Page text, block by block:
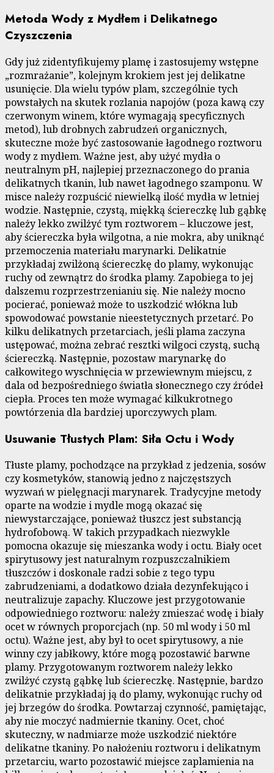
Metoda Wody z Mydłem i Delikatnego
Czyszczenia
Gdy już zidentyfikujemy plamę i zastosujemy wstępne
„rozmrażanie”, kolejnym krokiem jest jej delikatne
usunięcie. Dla wielu typów plam, szczególnie tych
powstałych na skutek rozlania napojów (poza kawą czy
czerwonym winem, które wymagają specyficznych
metod), lub drobnych zabrudzeń organicznych,
skuteczne może być zastosowanie łagodnego roztworu
wody z mydłem. Ważne jest, aby użyć mydła o
neutralnym pH, najlepiej przeznaczonego do prania
delikatnych tkanin, lub nawet łagodnego szamponu. W
misce należy rozpuścić niewielką ilość mydła w letniej
wodzie. Następnie, czystą, miękką ściereczkę lub gąbkę
należy lekko zwilżyć tym roztworem – kluczowe jest,
aby ściereczka była wilgotna, a nie mokra, aby uniknąć
przemoczenia materiału marynarki. Delikatnie
przykładaj zwilżoną ściereczkę do plamy, wykonując
ruchy od zewnątrz do środka plamy. Zapobiega to jej
dalszemu rozprzestrzenianiu się. Nie należy mocno
pocierać, ponieważ może to uszkodzić włókna lub
spowodować powstanie nieestetycznych przetarć. Po
kilku delikatnych przetarciach, jeśli plama zaczyna
ustępować, można zebrać resztki wilgoci czystą, suchą
ściereczką. Następnie, pozostaw marynarkę do
całkowitego wyschnięcia w przewiewnym miejscu, z
dala od bezpośredniego światła słonecznego czy źródeł
ciepła. Proces ten może wymagać kilkukrotnego
powtórzenia dla bardziej uporczywych plam.
Usuwanie Tłustych Plam: Siła Octu i Wody
Tłuste plamy, pochodzące na przykład z jedzenia, sosów
czy kosmetyków, stanowią jedno z najczęstszych
wyzwań w pielęgnacji marynarek. Tradycyjne metody
oparte na wodzie i mydle mogą okazać się
niewystarczające, ponieważ tłuszcz jest substancją
hydrofobową. W takich przypadkach niezwykle
pomocna okazuje się mieszanka wody i octu. Biały ocet
spirytusowy jest naturalnym rozpuszczalnikiem
tłuszczów i doskonale radzi sobie z tego typu
zabrudzeniami, a dodatkowo działa dezynfekująco i
neutralizuje zapachy. Kluczowe jest przygotowanie
odpowiedniego roztworu: należy zmieszać wodę i biały
ocet w równych proporcjach (np. 50 ml wody i 50 ml
octu). Ważne jest, aby był to ocet spirytusowy, a nie
winny czy jabłkowy, które mogą pozostawić barwne
plamy. Przygotowanym roztworem należy lekko
zwilżyć czystą gąbkę lub ściereczkę. Następnie, bardzo
delikatnie przykładaj ją do plamy, wykonując ruchy od
jej brzegów do środka. Powtarzaj czynność, pamiętając,
aby nie moczyć nadmiernie tkaniny. Ocet, choć
skuteczny, w nadmiarze może uszkodzić niektóre
delikatne tkaniny. Po nałożeniu roztworu i delikatnym
przetarciu, warto pozostawić miejsce zaplamienia na